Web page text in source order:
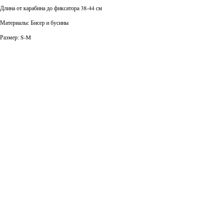
Длина от карабина до фиксатора 38-44 см
Материалы: Бисер и бусины
Размер: S-M